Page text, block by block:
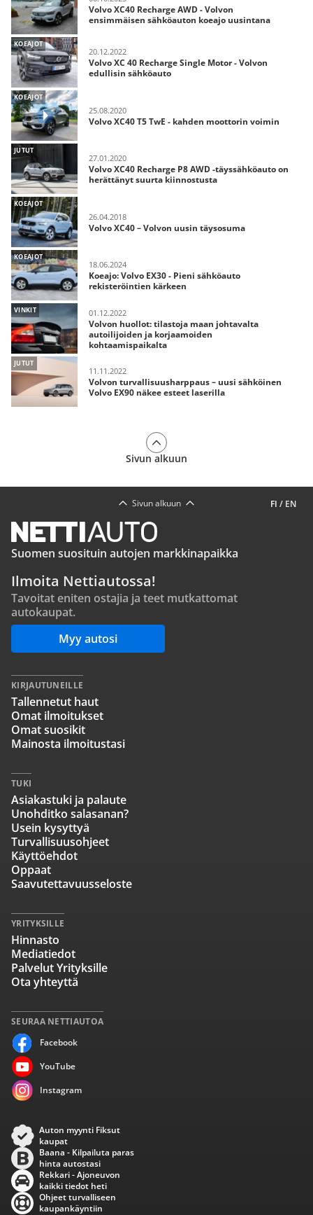
Volvo XC40 Recharge AWD - Volvon
ensimmäisen sähköauton koeajo uusintana
KOEAJOT
20.12.2022
Volvo XC 40 Recharge Single Motor - Volvon
edullisin sähköauto
KOEAJOT
25.08.2020
Volvo XC40 T5 TwE - kahden moottorin voimin
JUTUT
27.01.2020
Volvo XC40 Recharge P8 AWD -täyssähköauto on
herättänyt suurta kiinnostusta
KOEAJOT
26.04.2018
Volvo XC40 – Volvon uusin täysosuma
KOEAJOT
18.06.2024
Koeajo: Volvo EX30 - Pieni sähköauto
rekisteröintien kärkeen
VINKIT 01.12.2022
Volvon huollot: tilastoja maan johtavalta
autoilijoiden ja korjaamoiden
kohtaamispaikalta
JUTUT
11.11.2022
Volvon turvallisuusharppaus – uusi sähköinen
Volvo EX90 näkee esteet laserilla
Sivun alkuun
FI / EN
Sivun alkuun
Suomen suosituin autojen markkinapaikka
Ilmoita Nettiautossa!
Tavoitat eniten ostajia ja teet mutkattomat
autokaupat.
Myy autosi
SEURAA NETTIAUTOA
Facebook
YouTube
Instagram
KIRJAUTUNEILLE
Tallennetut haut
Omat ilmoitukset
Omat suosikit
Mainosta ilmoitustasi
TUKI
Asiakastuki ja palaute
Unohditko salasanan?
Usein kysyttyä
Turvallisuusohjeet
Käyttöehdot
Oppaat
Saavutettavuusseloste
YRITYKSILLE
Hinnasto
Mediatiedot
Palvelut Yrityksille
Ota yhteyttä
Auton myynti Fiksut
kaupat
Baana - Kilpailuta paras
hinta autostasi
Rekkari - Ajoneuvon
kaikki tiedot heti
Ohjeet turvalliseen
kaupankäyntiin